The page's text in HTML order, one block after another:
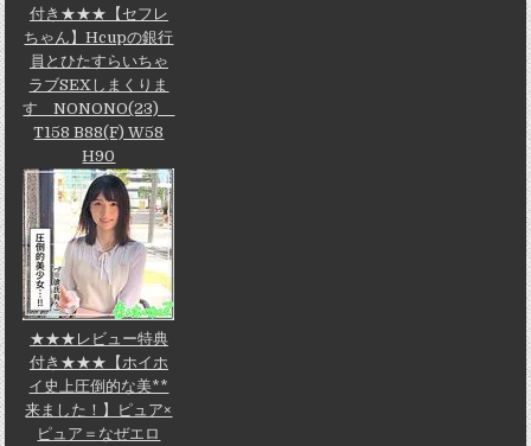
付き★★★【セフレ
ちゃん】Hcupの銀行
員とひたすらいちゃ
ラブSEXしまくりま
す NONONO(23)
T158 B88(F) W58
H90
★★★レビュー特典
付き★★★【ホイホ
イ史上圧倒的な美**
来ました！】ピュア×
ピュア＝なぜエロ